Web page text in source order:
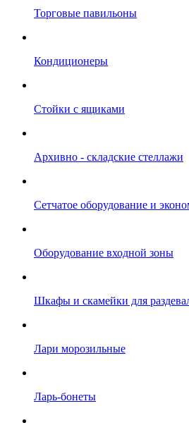
Торговые павильоны
Кондиционеры
Стойки с ящиками
Архивно - складские стеллажи
Сетчатое оборудование и
Оборудование входной зоны
Шкафы и скамейки для
Лари морозильные
Ларь-бонеты